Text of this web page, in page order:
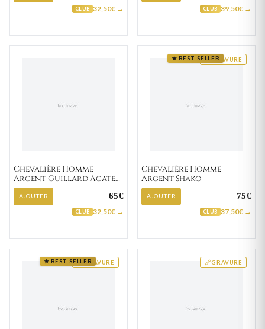
CLUB 32,50€ → CLUB 39,50€ →
Chevalière Homme
Argent Guillard Agate
Noir
AJOUTER 65€
CLUB 32,50€ →
GRAVURE
★ BEST-SELLER
Chevalière Homme
Argent Shako
AJOUTER 75€
CLUB 37,50€ →
GRAVURE
★ BEST-SELLER GRAVURE